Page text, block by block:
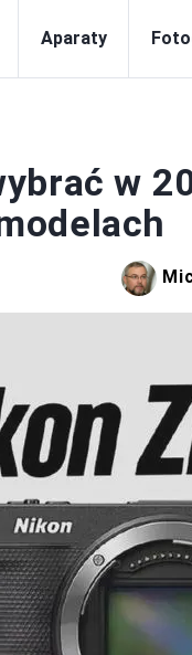
Aparaty
w